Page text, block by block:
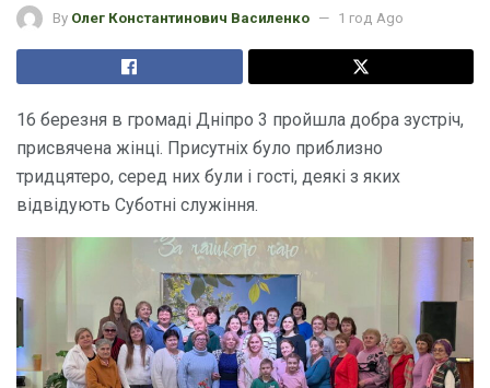
By Олег Константинович Василенко 1 год Ago
16 березня в громаді Дніпро 3 пройшла добра зустріч,
присвячена жінці. Присутніх було приблизно
тридцятеро, серед них були і гості, деякі з яких
відвідують Суботні служіння.